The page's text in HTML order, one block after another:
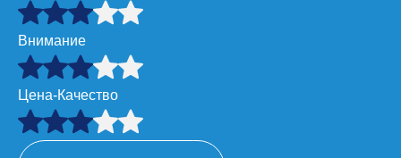
Внимание
Цена-Качество